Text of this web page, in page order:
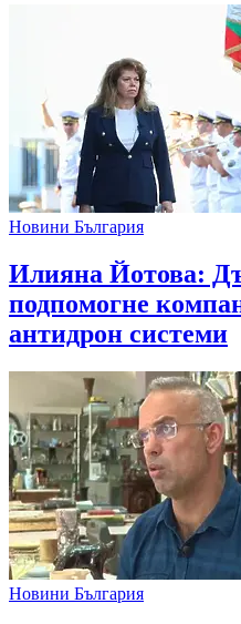
Новини България
Илияна Йотова:
подпомогне
антидрон системи
Новини България